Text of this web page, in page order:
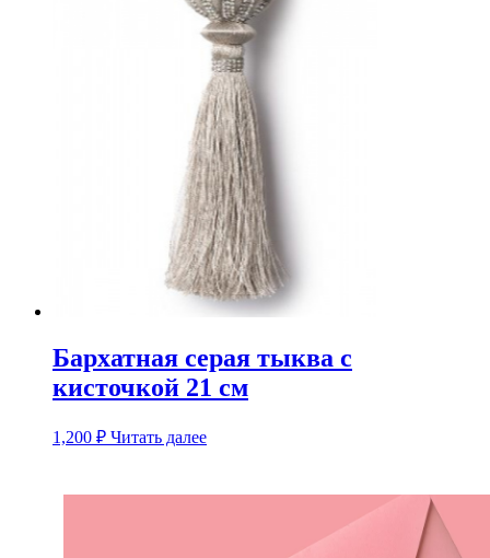
Бархатная серая тыква с
кисточкой 21 см
1,200 ₽ Читать далее